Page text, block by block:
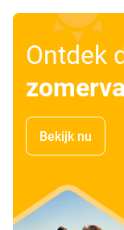
Ontdek
Bekijk nu